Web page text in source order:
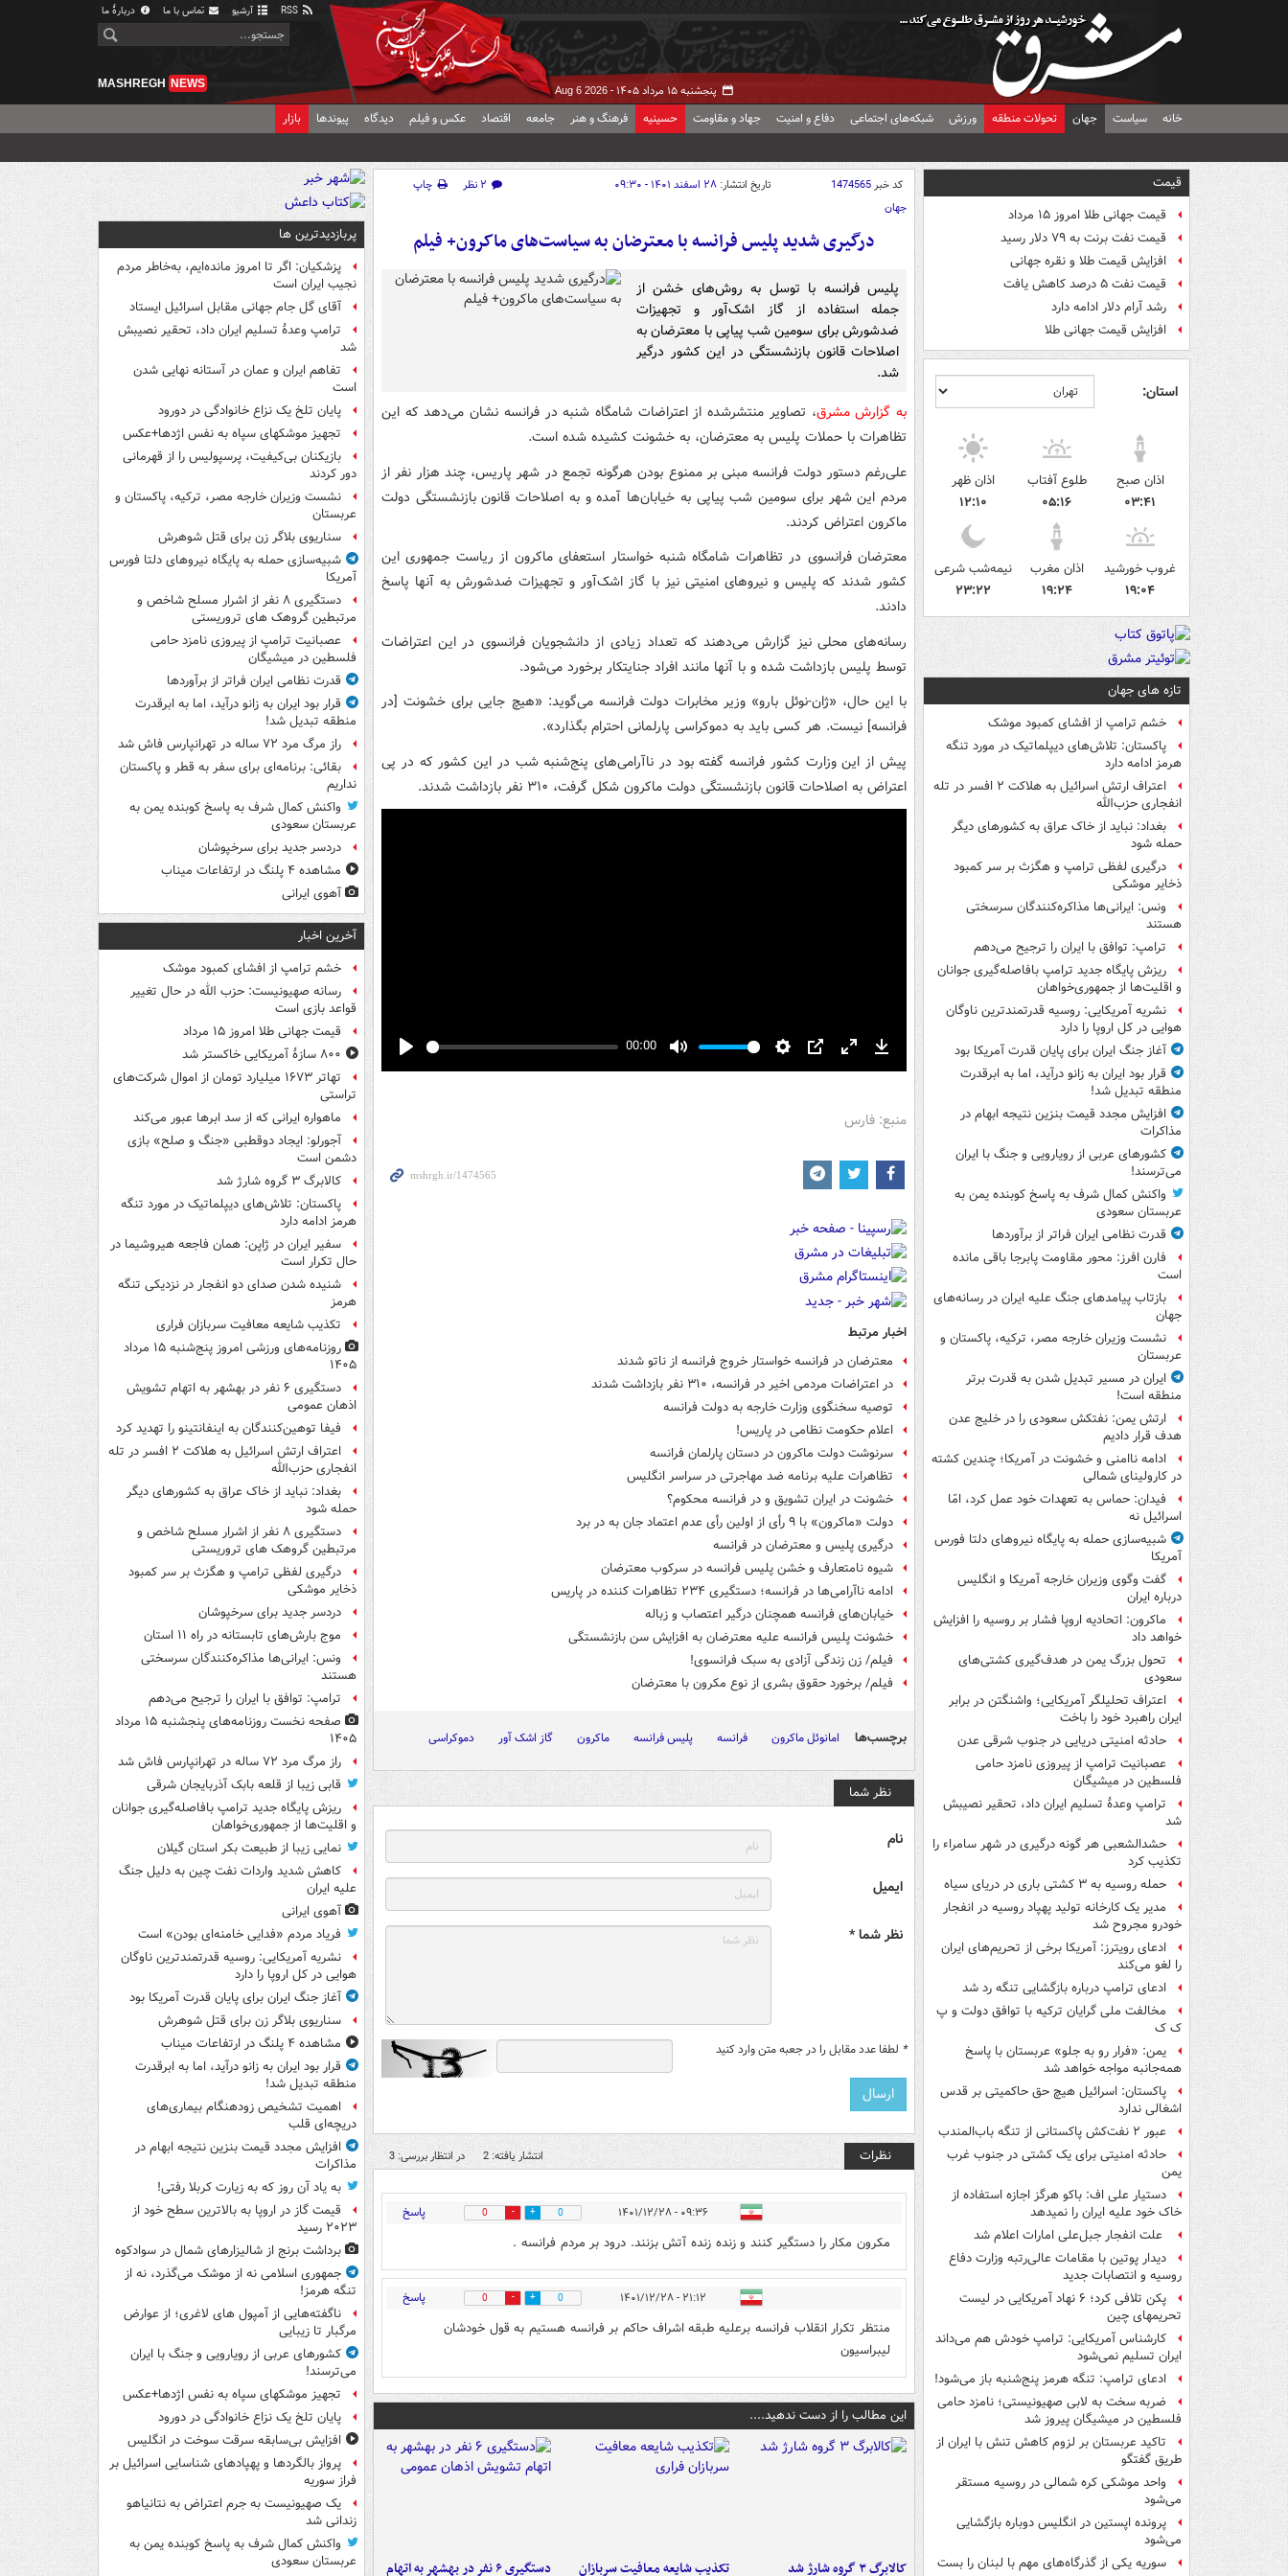
آرشیو تماس با ما دربارهٔ ما
پنجشنبه ۱۵ مرداد ۱۴۰۵ - Aug 6 2026
MASHREGH NEWS
خانه سیاست جهان تحولات منطقه ورزش شبکه‌های اجتماعی دفاع و امنیت جهاد و مقاومت حسینیه فرهنگ و هنر جامعه اقتصاد عکس و فیلم دیدگاه پیوندها بازار
قیمت
قیمت جهانی طلا امروز ۱۵ مرداد
قیمت نفت برنت به ۷۹ دلار رسید
افزایش قیمت طلا و نقره جهانی
قیمت نفت ۵ درصد کاهش یافت
رشد آرام دلار ادامه دارد
افزایش قیمت جهانی طلا
استان:
اذان صبح
۰۳:۴۱
طلوع آفتاب
۰۵:۱۶
اذان ظهر
۱۲:۱۰
غروب خورشید
۱۹:۰۴
اذان مغرب
۱۹:۲۴
نیمه‌شب شرعی
۲۳:۲۲
تازه های جهان
خشم ترامپ از افشای کمبود موشک
پاکستان: تلاش‌های دیپلماتیک در مورد تنگه
هرمز ادامه دارد
اعتراف ارتش اسرائیل به هلاکت ۲ افسر در تله
انفجاری حزب‌الله
بغداد: نباید از خاک عراق به کشورهای دیگر
حمله شود
درگیری لفظی ترامپ و هگزث بر سر کمبود
ذخایر موشکی
ونس: ایرانی‌ها مذاکره‌کنندگان سرسختی
هستند
ترامپ: توافق با ایران را ترجیح می‌دهم
ریزش پایگاه جدید ترامپ بافاصله‌گیری جوانان
و اقلیت‌ها از جمهوری‌خواهان
نشریه آمریکایی: روسیه قدرتمندترین ناوگان
هوایی در کل اروپا را دارد
آغاز جنگ ایران برای پایان قدرت آمریکا بود
قرار بود ایران به زانو درآید، اما به ابرقدرت
منطقه تبدیل شد!
افزایش مجدد قیمت بنزین نتیجه ابهام در
مذاکرات
کشورهای عربی از رویارویی و جنگ با ایران
می‌ترسند!
واکنش کمال شرف به پاسخ کوبنده یمن به
عربستان سعودی
قدرت نظامی ایران فراتر از برآوردها
فارن افرز: محور مقاومت پابرجا باقی مانده
است
بازتاب پیامدهای جنگ علیه ایران در رسانه‌های
جهان
نشست وزیران خارجه مصر، ترکیه، پاکستان و
عربستان
ایران در مسیر تبدیل شدن به قدرت برتر
منطقه است!
ارتش یمن: نفتکش سعودی را در خلیج عدن
هدف قرار دادیم
ادامه ناامنی و خشونت در آمریکا؛ چندین کشته
در کارولینای شمالی
فیدان: حماس به تعهدات خود عمل کرد، امّا
اسرائیل نه
شبیه‌سازی حمله به پایگاه نیروهای دلتا فورس
آمریکا
گفت وگوی وزیران خارجه آمریکا و انگلیس
درباره ایران
ماکرون: اتحادیه اروپا فشار بر روسیه را افزایش
خواهد داد
تحول بزرگ یمن در هدف‌گیری کشتی‌های
سعودی
اعتراف تحلیلگر آمریکایی؛ واشنگتن در برابر
ایران راهبرد خود را باخت
حادثه امنیتی دریایی در جنوب شرقی عدن
عصبانیت ترامپ از پیروزی نامزد حامی
فلسطین در میشیگان
ترامپ وعدۀ تسلیم ایران داد، تحقیر نصیبش
شد
حشدالشعبی هر گونه درگیری در شهر سامراء را
تکذیب کرد
حمله روسیه به ۳ کشتی باری در دریای سیاه
مدیر یک کارخانه تولید پهپاد روسیه در انفجار
خودرو مجروح شد
ادعای رویترز: آمریکا برخی از تحریم‌های ایران
را لغو می‌کند
ادعای ترامپ درباره بازگشایی تنگه رد شد
مخالفت ملی گرایان ترکیه با توافق دولت و پ
ک ک
یمن: «فرار رو به جلو» عربستان با پاسخ
همه‌جانبه‌ مواجه خواهد شد
پاکستان: اسرائیل هیچ حق حاکمیتی بر قدس
اشغالی ندارد
عبور ۲ نفت‌کش پاکستانی از تنگه باب‌المندب
حادثه امنیتی برای یک کشتی در جنوب غرب
یمن
دستیار علی اف: باکو هرگز اجازه استفاده از
خاک خود علیه ایران را نمیدهد
علت انفجار جبل‌علی امارات اعلام شد
دیدار پوتین با مقامات عالی‌رتبه وزارت دفاع
روسیه و انتصابات جدید
پکن تلافی کرد؛ ۶ نهاد آمریکایی در لیست
تحریمهای چین
کارشناس آمریکایی: ترامپ خودش هم می‌داند
ایران تسلیم نمی‌شود
ادعای ترامپ: تنگه هرمز پنج‌شنبه باز می‌شود!
ضربه سخت به لابی صهیونیستی؛ نامزد حامی
فلسطین در میشیگان پیروز شد
تاکید عربستان بر لزوم کاهش تنش با ایران از
طریق گفتگو
واحد موشکی کره شمالی در روسیه مستقر
می‌شود
پرونده اپستین در انگلیس دوباره بازگشایی
می‌شود
سوریه یکی از گذرگاه‌های مهم با لبنان را بست
کد خبر1474565 تاریخ انتشار: ۲۸ اسفند ۱۴۰۱ - ۰۹:۳۰ ۲ نظر
چاپ
جهان
درگیری شدید پلیس فرانسه با معترضان به سیاست‌های ماکرون+ فیلم
پلیس فرانسه با توسل به روش‌های خشن از
جمله استفاده از گاز اشک‌آور و تجهیزات
ضدشورش برای سومین شب پیاپی با معترضان به
اصلاحات قانون بازنشستگی در این کشور درگیر
شد.
به گزارش مشرق، تصاویر منتشرشده از اعتراضات شامگاه شنبه در فرانسه نشان می‌دهد که این
تظاهرات با حملات پلیس به معترضان، به خشونت کشیده شده است.
علی‌رغم دستور دولت فرانسه مبنی بر ممنوع بودن هرگونه تجمع در شهر پاریس، چند هزار نفر از
مردم این شهر برای سومین شب پیاپی به خیابان‌ها آمده و به اصلاحات قانون بازنشستگی دولت
ماکرون اعتراض کردند.
معترضان فرانسوی در تظاهرات شامگاه شنبه خواستار استعفای ماکرون از ریاست جمهوری این
کشور شدند که پلیس و نیروهای امنیتی نیز با گاز اشک‌آور و تجهیزات ضدشورش به آنها پاسخ
دادند.
رسانه‌های محلی نیز گزارش می‌دهند که تعداد زیادی از دانشجویان فرانسوی در این اعتراضات
توسط پلیس بازداشت شده و با آنها مانند افراد جنایتکار برخورد می‌شود.
با این حال، «ژان-نوئل بارو» وزیر مخابرات دولت فرانسه می‌گوید: «هیچ جایی برای خشونت [در
فرانسه] نیست. هر کسی باید به دموکراسی پارلمانی احترام بگذارد».
پیش از این وزارت کشور فرانسه گفته بود در ناآرامی‌های پنج‌شنبه شب در این کشور که در پی
اعتراض به اصلاحات قانون بازنشستگی دولت ماکرون شکل گرفت، ۳۱۰ نفر بازداشت شدند.
00:00
منبع: فارس
اخبار مرتبط
معترضان در فرانسه خواستار خروج فرانسه از ناتو شدند
در اعتراضات مردمی اخیر در فرانسه، ۳۱۰ نفر بازداشت شدند
توصیه سخنگوی وزارت خارجه به دولت فرانسه
اعلام حکومت نظامی در پاریس!
سرنوشت دولت ماکرون در دستان پارلمان فرانسه
تظاهرات علیه برنامه ضد مهاجرتی در سراسر انگلیس
خشونت در ایران تشویق و در فرانسه محکوم؟
دولت «ماکرون» با ۹ رأی از اولین رأی عدم اعتماد جان به در برد
درگیری پلیس و معترضان در فرانسه
شیوه نامتعارف و خشن پلیس فرانسه در سرکوب معترضان
ادامه ناآرامی‌ها در فرانسه؛ دستگیری ۲۳۴ تظاهرات کننده در پاریس
خیابان‌های فرانسه همچنان درگیر اعتصاب و زباله
خشونت پلیس فرانسه علیه معترضان به افزایش سن بازنشستگی
فیلم/ زن زندگی آزادی به سبک فرانسوی!
فیلم/ برخورد حقوق بشری از نوع مکرون با معترضان
برچسب‌ها امانوئل ماکرون فرانسه پلیس فرانسه ماکرون گاز اشک آور دموکراسی
نظر شما
نام
ایمیل
نظر شما *
* لطفا عدد مقابل را در جعبه متن وارد کنید
نظرات انتشار یافته: 2 در انتظار بررسی: 3
۰۹:۳۶ - ۱۴۰۱/۱۲/۲۸ 0
0 پاسخ
مکرون مکار را دستگیر کنند و زنده زنده آتش بزنند. درود بر مردم فرانسه .
۲۱:۱۲ - ۱۴۰۱/۱۲/۲۸ 0
0 پاسخ
منتظر تکرار انقلاب فرانسه برعلیه طبقه اشراف حاکم بر فرانسه هستیم به قول خودشان
لیبراسیون
این مطالب را از دست ندهید....
کالابرگ ۳ گروه شارژ شد تکذیب شایعه معافیت سربازان دستگیری ۶ نفر در بهشهر به اتهام
پربازدیدترین ها
پزشکیان: اگر تا امروز مانده‌ایم، به‌خاطر مردم
نجیب ایران است
آقای گل جام جهانی مقابل اسرائیل ایستاد
ترامپ وعدۀ تسلیم ایران داد، تحقیر نصیبش
شد
تفاهم ایران و عمان در آستانه نهایی شدن
است
پایان تلخ یک نزاع خانوادگی در دورود
تجهیز موشکهای سپاه به نفس اژدها+عکس
بازیکنان بی‌کیفیت، پرسپولیس را از قهرمانی
دور کردند
نشست وزیران خارجه مصر، ترکیه، پاکستان و
عربستان
سناریوی بلاگر زن برای قتل شوهرش
شبیه‌سازی حمله به پایگاه نیروهای دلتا فورس
آمریکا
دستگیری ۸ نفر از اشرار مسلح شاخص و
مرتبطین گروهک های تروریستی
عصبانیت ترامپ از پیروزی نامزد حامی
فلسطین در میشیگان
قدرت نظامی ایران فراتر از برآوردها
قرار بود ایران به زانو درآید، اما به ابرقدرت
منطقه تبدیل شد!
راز مرگ مرد ۷۲ ساله در تهرانپارس فاش شد
بقائی: برنامه‌ای برای سفر به قطر و پاکستان
نداریم
واکنش کمال شرف به پاسخ کوبنده یمن به
عربستان سعودی
دردسر جدید برای سرخپوشان
مشاهده ۴ پلنگ در ارتفاعات میناب
آهوی ایرانی
آخرین اخبار
خشم ترامپ از افشای کمبود موشک
رسانه صهیونیست: حزب الله در حال تغییر
قواعد بازی است
قیمت جهانی طلا امروز ۱۵ مرداد
۸۰۰ سازۀ آمریکایی خاکستر شد
تهاتر ۱۶۷۳ میلیارد تومان از اموال شرکت‌های
تراستی
ماهواره ایرانی که از سد ابرها عبور می‌کند
آجورلو: ایجاد دوقطبی «جنگ و صلح‌» بازی
دشمن است
کالابرگ ۳ گروه شارژ شد
پاکستان: تلاش‌های دیپلماتیک در مورد تنگه
هرمز ادامه دارد
سفیر ایران در ژاپن: همان فاجعه هیروشیما در
حال تکرار است
شنیده شدن صدای دو انفجار در نزدیکی تنگه
هرمز
تکذیب شایعه معافیت سربازان فراری
روزنامه‌های ورزشی امروز پنج‌شنبه ۱۵ مرداد
۱۴۰۵
دستگیری ۶ نفر در بهشهر به اتهام تشویش
اذهان عمومی
فیفا توهین‌کنندگان به اینفانتینو را تهدید کرد
اعتراف ارتش اسرائیل به هلاکت ۲ افسر در تله
انفجاری حزب‌الله
بغداد: نباید از خاک عراق به کشورهای دیگر
حمله شود
دستگیری ۸ نفر از اشرار مسلح شاخص و
مرتبطین گروهک های تروریستی
درگیری لفظی ترامپ و هگزث بر سر کمبود
ذخایر موشکی
دردسر جدید برای سرخپوشان
موج بارش‌های تابستانه در راه ۱۱ استان
ونس: ایرانی‌ها مذاکره‌کنندگان سرسختی
هستند
ترامپ: توافق با ایران را ترجیح می‌دهم
صفحه نخست روزنامه‌های پنجشنبه ۱۵ مرداد
۱۴۰۵
راز مرگ مرد ۷۲ ساله در تهرانپارس فاش شد
قابی زیبا از قلعه بابک آذربایجان شرقی
ریزش پایگاه جدید ترامپ بافاصله‌گیری جوانان
و اقلیت‌ها از جمهوری‌خواهان
نمایی زیبا از طبیعت بکر استان گیلان
کاهش شدید واردات نفت چین به دلیل جنگ
علیه ایران
آهوی ایرانی
فریاد مردم «فدایی خامنه‌ای بودن» است
نشریه آمریکایی: روسیه قدرتمندترین ناوگان
هوایی در کل اروپا را دارد
آغاز جنگ ایران برای پایان قدرت آمریکا بود
سناریوی بلاگر زن برای قتل شوهرش
مشاهده ۴ پلنگ در ارتفاعات میناب
قرار بود ایران به زانو درآید، اما به ابرقدرت
منطقه تبدیل شد!
اهمیت تشخیص زودهنگام بیماری‌های
دریچه‌ای قلب
افزایش مجدد قیمت بنزین نتیجه ابهام در
مذاکرات
به یاد آن روز که به زیارت کربلا رفتی!
قیمت گاز در اروپا به بالاترین سطح خود از
۲۰۲۳ رسید
برداشت برنج از شالیزارهای شمال در سوادکوه
جمهوری اسلامی نه از موشک می‌گذرد، نه از
تنگه هرمز!
ناگفته‌هایی از آمپول های لاغری؛ از عوارض
مرگبار تا زیبایی
کشورهای عربی از رویارویی و جنگ با ایران
می‌ترسند!
تجهیز موشکهای سپاه به نفس اژدها+عکس
پایان تلخ یک نزاع خانوادگی در دورود
افزایش بی‌سابقه سرقت سوخت در انگلیس
پرواز بالگردها و پهپادهای شناسایی اسرائیل بر
فراز سوریه
یک صهیونیست به جرم اعتراض به نتانیاهو
زندانی شد
واکنش کمال شرف به پاسخ کوبنده یمن به
عربستان سعودی